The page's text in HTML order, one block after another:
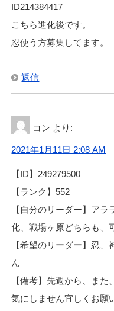
ID214384417
こちら進化後です。
忍使う方募集してます。
返信
コン より:
2021年1月11日 2:08 AM
【ID】249279500
【ランク】552
【自分のリーダー】ア
化、戦場ヶ原どちらも、
【希望のリーダー】忍
ん
【備考】先週から、ま
気にしません宜しくお願